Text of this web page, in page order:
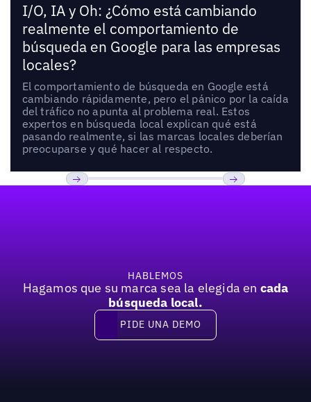
I/O, IA y Oh: ¿Cómo está cambiando
realmente el comportamiento de
búsqueda en Google para las empresas
locales?
El comportamiento de búsqueda en Google está
cambiando rápidamente, pero el pánico por la caída
del tráfico no apunta al problema real. Estos
expertos en búsqueda local explican qué está
pasando realmente, si las marcas locales deberían
preocuparse y qué hacer al respecto.
HABLEMOS
Hagamos que su marca sea la elegida en cada
búsqueda local.
Pide una demo
PIDE UNA DEMO